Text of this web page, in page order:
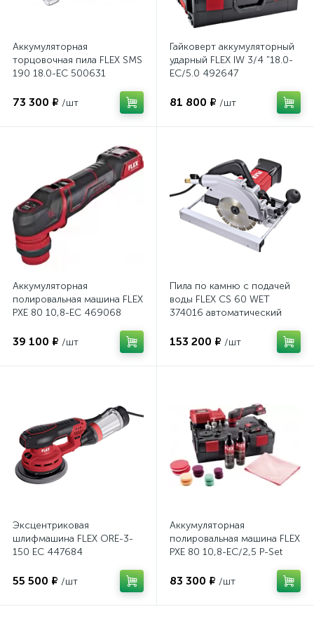
Аккумуляторная
торцовочная пила FLEX SMS
190 18.0-EC 500631
73 300 ₽ /шт
Гайковерт аккумуляторный
ударный FLEX IW 3/4 "18.0-
EC/5.0 492647
81 800 ₽ /шт
Аккумуляторная
полировальная машина FLEX
PXE 80 10,8-EC 469068
39 100 ₽ /шт
Пила по камню с подачей
воды FLEX CS 60 WET
374016 автоматический
153 200 ₽ /шт
Эксцентриковая
шлифмашина FLEX ORE-3-
150 EC 447684
55 500 ₽ /шт
Аккумуляторная
полировальная машина FLEX
PXE 80 10,8-EC/2,5 P-Set
83 300 ₽ /шт